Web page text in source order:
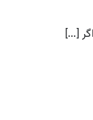
[...]